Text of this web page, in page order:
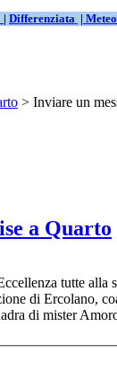
| Differenziata |
> Inviare un
a Quarto
tutte
di Ercolano,
di mister